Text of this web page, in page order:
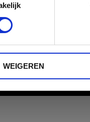
WEIGEREN